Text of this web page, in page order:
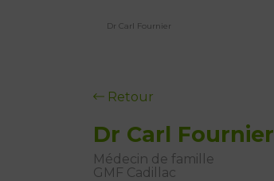
Dr Carl Fournier
Retour
Dr Carl Fournier
Médecin de famille
GMF Cadillac